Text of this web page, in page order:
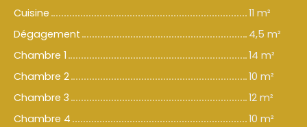
Cuisine
11 m²
Dégagement
4,5 m²
Chambre 1
14 m²
Chambre 2
10 m²
Chambre 3
12 m²
Chambre 4
10 m²